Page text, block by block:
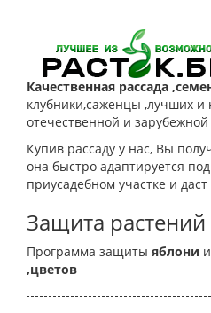
Качественная рассада
клубники,саженцы ,лучших и
отечественной и
Купив рассаду у нас, Вы
она быстро адаптируется
приусадебном участке и
Защита растений
Программа защиты яблони и
,цветов